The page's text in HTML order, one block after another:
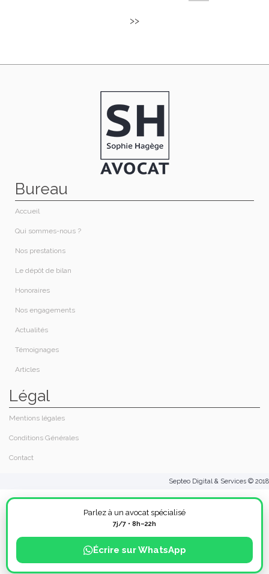
Parlez à un avocat spécialisé
7j/7 • 8h–22h
Écrire sur WhatsApp
>>
Bureau
Accueil
Qui sommes-nous ?​
Nos prestations​
Le dépôt de bilan
Honoraires​
Nos engagements
Actualités
Témoignages
Articles
Légal
Contact
Mentions légales
Conditions Générales
Septeo Digital & Services © 2018